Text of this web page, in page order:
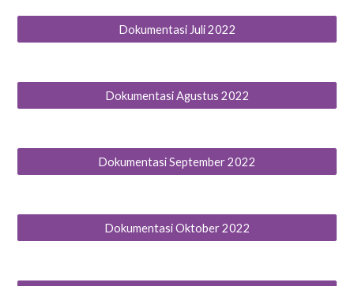
Dokumentasi Juli 2022
Dokumentasi Agustus 2022
Dokumentasi September 2022
Dokumentasi Oktober 2022